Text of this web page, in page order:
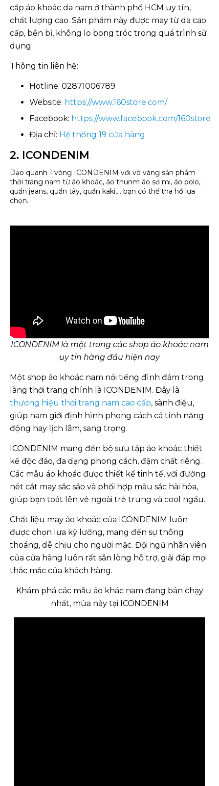
cấp áo khoác da nam ở thành phố HCM uy tín,
chất lượng cao. Sản phẩm này được may từ da cao
cấp, bền bỉ, không lo bong tróc trong quá trình sử
dụng.
Thông tin liên hệ:
Hotline: 02871006789
Website: https://www.160store.com/
Facebook: https://www.facebook.com/160store
Địa chỉ: Hệ thống 19 cửa hàng
2. ICONDENIM
Dạo quanh 1 vòng ICONDENIM với vô vàng sản phẩm
thời trang nam từ áo khoác, áo thunm áo sơ mi, áo polo,
quần jeans, quần tây, quần kaki,... bạn có thể tha hồ lựa
chọn.
ICONDENIM là một trong các shop áo khoác nam
uy tín hàng đầu hiện nay
Một shop áo khoác nam nổi tiếng đình đám trong
làng thời trang chính là ICONDENIM. Đây là
thương hiệu thời trang nam cao cấp, sành điệu,
giúp nam giới định hình phong cách cá tính năng
động hay lịch lãm, sang trọng.
ICONDENIM mang đến bộ sưu tập áo khoác thiết
kế độc đáo, đa dạng phong cách, đậm chất riêng.
Các mẫu áo khoác được thiết kế tinh tế, với đường
nét cắt may sắc sảo và phối hợp màu sắc hài hòa,
giúp bạn toát lên vẻ ngoài trẻ trung và cool ngầu.
Chất liệu may áo khoác của ICONDENIM luôn
được chọn lựa kỹ lưỡng, mang đến sự thông
thoáng, dễ chịu cho người mặc. Đội ngũ nhân viên
của cửa hàng luôn rất sẵn lòng hỗ trợ, giải đáp mọi
thắc mắc của khách hàng.
Khám phá các mẫu áo khác nam đang bán chạy
nhất, mùa này tại ICONDENIM